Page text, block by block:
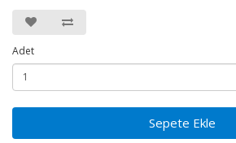
Adet
Sepete Ekle